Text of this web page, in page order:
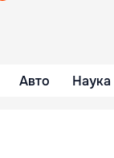
Авто Наука